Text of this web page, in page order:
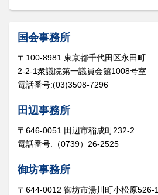
国会事務所
〒100-8981 東京都千代田区永田町
2-2-1衆議院第一議員会館1008号室
電話番号:(03)3508-7296
田辺事務所
〒646-0051 田辺市稲成町232-2
電話番号:（0739）26-2525
御坊事務所
〒644-0012 御坊市湯川町小松原526-1